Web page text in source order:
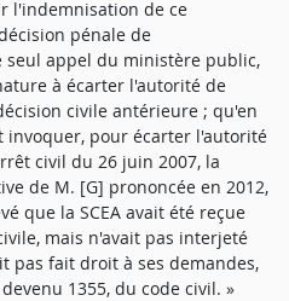
l'indemnisation de ce
pénale de
appel du ministère public,
à écarter l'autorité de
civile antérieure ; qu'en
invoquer, pour écarter l'autorité
civil du 26 juin 2007, la
de M. [G] prononcée en 2012,
que la SCEA avait été reçue
mais n'avait pas interjeté
pas fait droit à ses demandes,
1355, du code civil. »